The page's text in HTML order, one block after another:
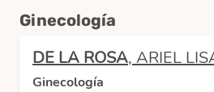
Ginecología
DE LA ROSA, ARIEL
Ginecología